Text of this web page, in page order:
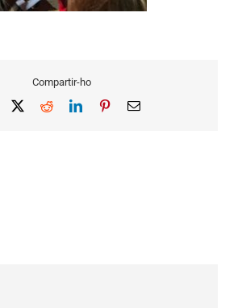
Compartir-ho
Facebook RedditLinkedInPinterestEmail